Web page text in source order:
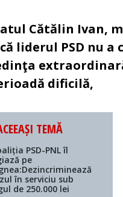
Cătălin Ivan,
liderul PSD nu
dificilă,
TEMĂ
PSD-PNL îl
pe
în serviciu sub
de 250.000 lei